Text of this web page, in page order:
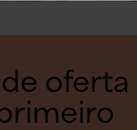
oferta